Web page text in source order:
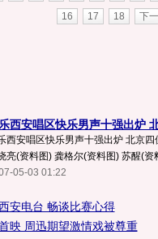
16
17 18 下
西安唱区快乐男声十强出炉
西安唱区快乐男声十强出炉 北京
亮(资料图) 龚格尔(资料图) 苏醒(资
05-03 01:22
安电台 畅谈比赛心得
映 周迅期望激情戏被尊重